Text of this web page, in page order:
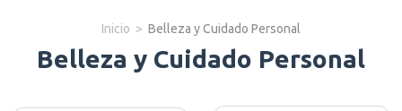
Inicio > Belleza y Cuidado Personal
Belleza y Cuidado Personal